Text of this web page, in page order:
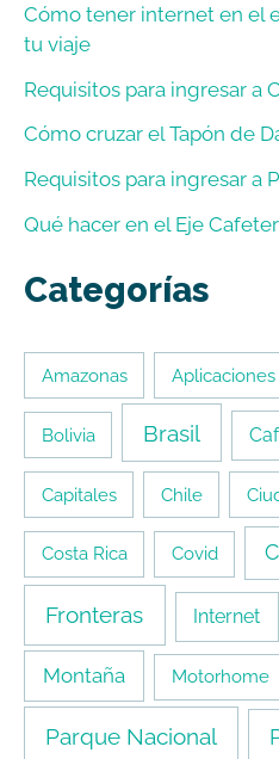
Cómo tener internet en el
tu viaje
Requisitos para ingresar a
Cómo cruzar el Tapón de
Requisitos para ingresar a
Qué hacer en el Eje
Categorías
Amazonas Aplicaciones
Bolivia Brasil
Capitales Chile
Costa Rica Covid
Fronteras Internet
Montaña Motorhome
Parque Nacional